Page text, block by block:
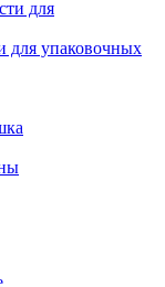
для упаковочных